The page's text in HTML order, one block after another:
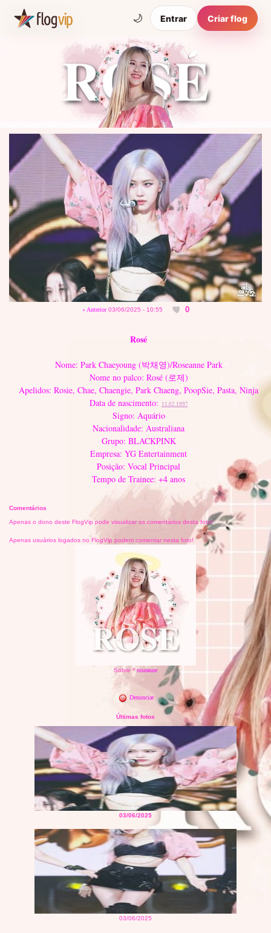
🌙 Entrar Criar flog
« Anterior03/06/2025 - 10:55 0
Rosé
Nome: Park Chaeyoung (박채영)/Roseanne Park
Nome no palco: Rosé (로제)
Apelidos: Rosie, Chae, Chaengie, Park Chaeng, PoopSie, Pasta, Ninja
Data de nascimento:
11.02.1997
Signo: Aquário
Nacionalidade: Australiana
Grupo: BLACKPINK
Empresa: YG Entertainment
Posição: Vocal Principal
Tempo de Trainee: +4 anos
Comentários
Apenas o dono deste FlogVip pode visualizar os comentários desta foto!
Apenas usuários logados no FlogVip podem comentar nesta foto!
Sobre * roseanne
Denunciar
Últimas fotos
03/06/2025
03/06/2025